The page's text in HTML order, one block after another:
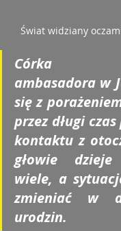
Świat widziany
Córka
ambasadora w
się z
przez długi
kontaktu z
głowie
wiele, a
zmieniać w
urodzin.